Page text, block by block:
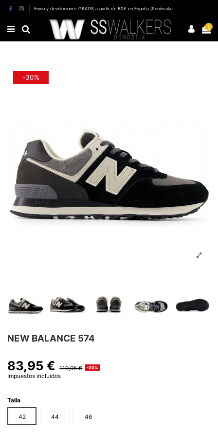
Envío y devoluciones GRATIS a partir de 60€ en España (Península).
0
-30%
NEW BALANCE 574
83,95 € 119,95 € -30%
Impuestos incluidos
Talla
42 44 46